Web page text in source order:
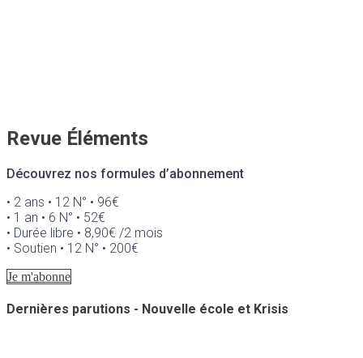
Revue Éléments
Découvrez nos formules d’abonnement
• 2 ans • 12 N° • 96€
• 1 an • 6 N° • 52€
• Durée libre • 8,90€ /2 mois
• Soutien • 12 N° • 200€
Je m'abonne
Dernières parutions - Nouvelle école et Krisis